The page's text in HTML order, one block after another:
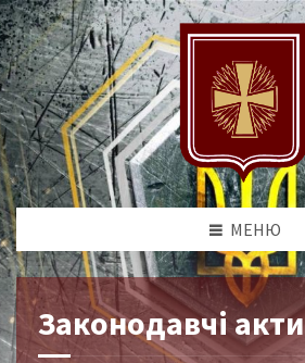
МЕНЮ
Законодавчі акти